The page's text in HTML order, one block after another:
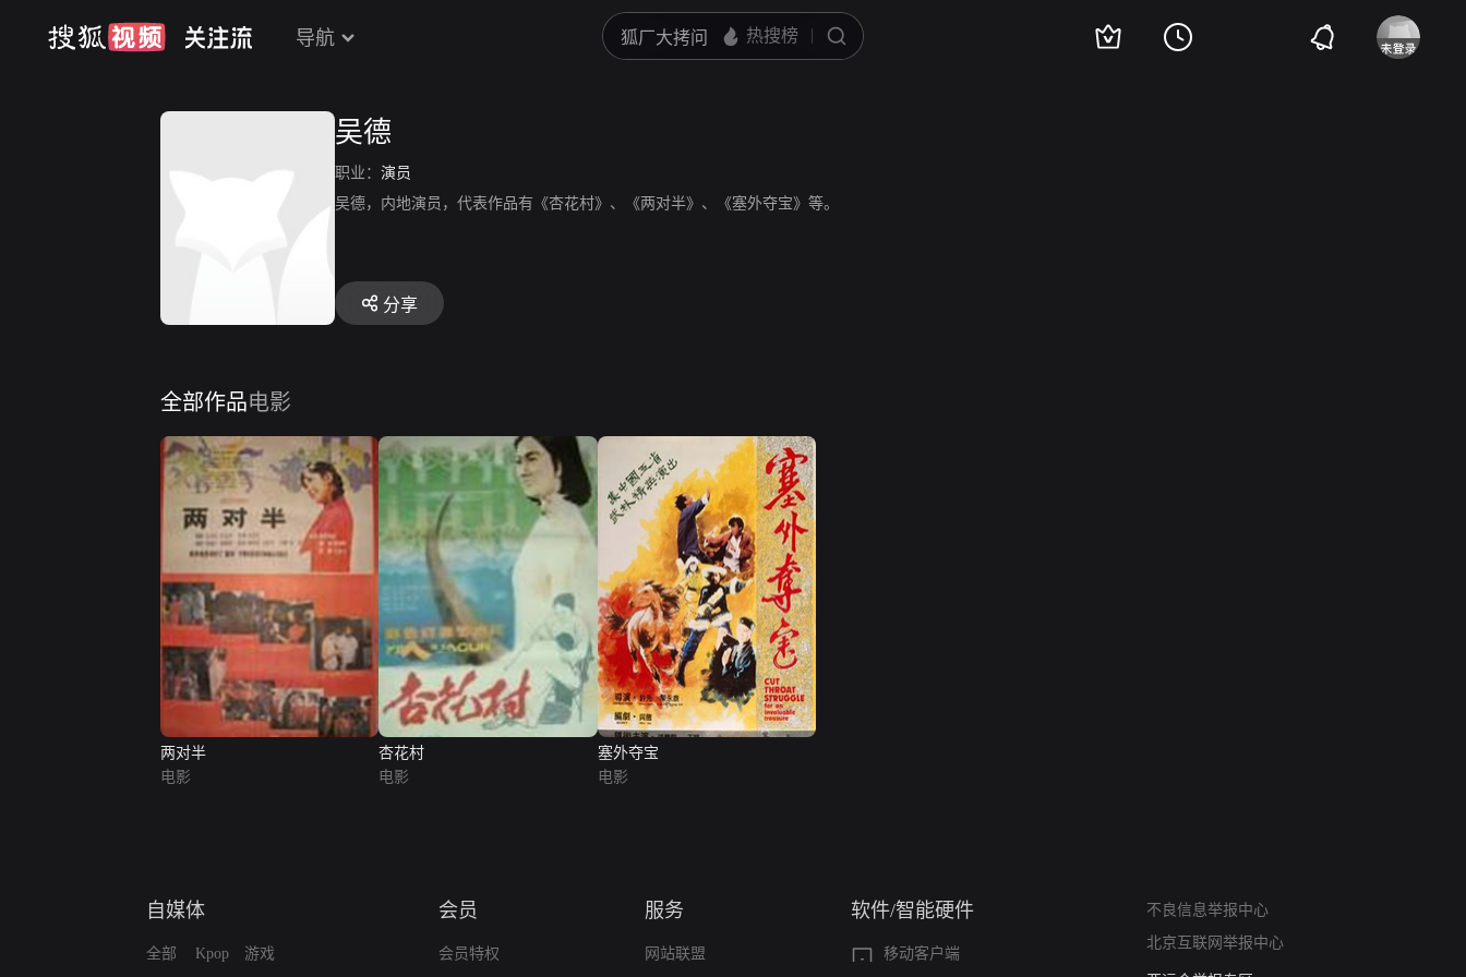
导航
吴德
职业： 演员
吴德，内地演员，代表作品有《杏花村》、《两对半》、《塞外夺宝》等。
分享
全部作品电影
两对半
电影
杏花村
电影
塞外夺宝
电影
自媒体
全部 Kpop 游戏
会员
会员特权
服务
网站联盟
软件/智能硬件
移动客户端
不良信息举报中心
北京互联网举报中心
算法推荐专项举报